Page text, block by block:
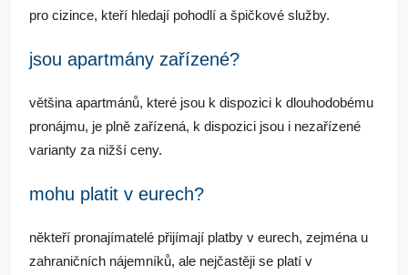
pro cizince, kteří hledají pohodlí a špičkové služby.
jsou apartmány zařízené?
většina apartmánů, které jsou k dispozici k dlouhodobému
pronájmu, je plně zařízená, k dispozici jsou i nezařízené
varianty za nižší ceny.
mohu platit v eurech?
někteří pronajímatelé přijímají platby v eurech, zejména u
zahraničních nájemníků, ale nejčastěji se platí v